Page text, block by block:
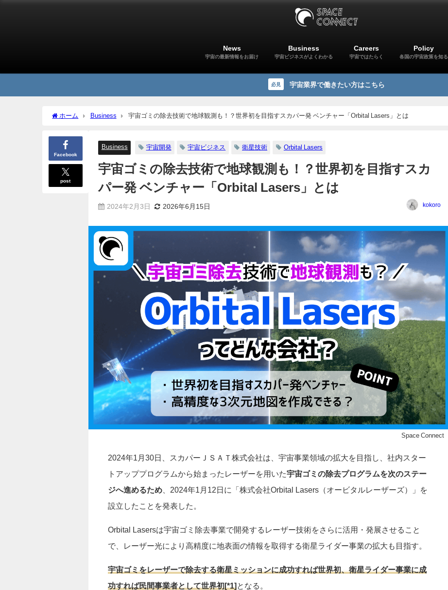
News
宇宙の最新情報をお届け
Business
宇宙ビジネスがよくわかる
Careers
宇宙ではたらく
Policy
各国の宇宙政策を知る
必見 宇宙業界で働きたい方はこちら
ホーム Business 宇宙ゴミの除去技術で地球観測も！？世界初を目指すスカパー発 ベンチャー「Orbital Lasers」とは
Facebook
post
Business 宇宙開発 宇宙ビジネス 衛星技術 Orbital Lasers
宇宙ゴミの除去技術で地球観測も！？世界初を目指すスカ
パー発 ベンチャー「Orbital Lasers」とは
2024年2月3日 2026年6月15日 kokoro
©Space Connect
2024年1月30日、スカパーＪＳＡＴ株式会社は、宇宙事業領域の拡大を目指し、社内スター
トアッププログラムから始まったレーザーを用いた宇宙ゴミの除去プログラムを次のステー
ジへ進めるため 、2024年1月12日に「株式会社Orbital Lasers（オービタルレーザーズ）」を
設立したことを発表した。
Orbital Lasersは宇宙ゴミ除去事業で開発するレーザー技術をさらに活用・発展させること
で、レーザー光により高精度に地表面の情報を取得する衛星ライダー事業の拡大も目指す。
宇宙ゴミをレーザーで除去する衛星ミッションに成功すれば世界初、衛星ライダー事業に成
功すれば民間事業者として世界初[*1]となる。